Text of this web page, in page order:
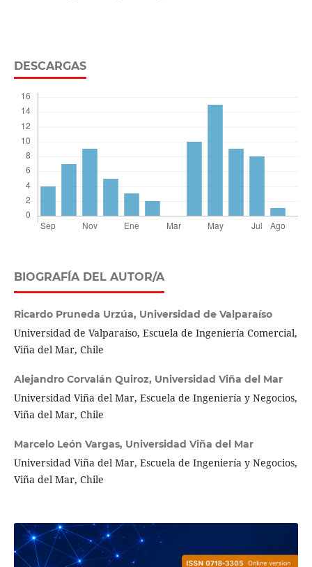
DESCARGAS
BIOGRAFÍA DEL AUTOR/A
Ricardo Pruneda Urzúa, Universidad de Valparaíso
Universidad de Valparaíso, Escuela de Ingeniería Comercial,
Viña del Mar, Chile
Alejandro Corvalán Quiroz, Universidad Viña del Mar
Universidad Viña del Mar, Escuela de Ingeniería y Negocios,
Viña del Mar, Chile
Marcelo León Vargas, Universidad Viña del Mar
Universidad Viña del Mar, Escuela de Ingeniería y Negocios,
Viña del Mar, Chile